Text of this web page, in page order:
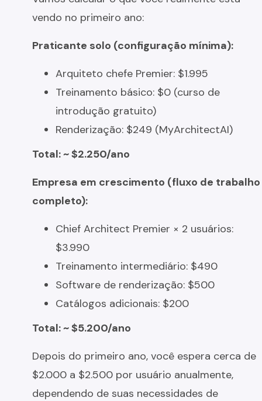
vendo no primeiro ano:
Praticante solo (configuração mínima):
Arquiteto chefe Premier: $1.995
Treinamento básico: $0 (curso de
introdução gratuito)
Renderização: $249 (MyArchitectAI)
Total: ~ $2.250/ano
Empresa em crescimento (fluxo de trabalho
completo):
Chief Architect Premier × 2 usuários:
$3.990
Treinamento intermediário: $490
Software de renderização: $500
Catálogos adicionais: $200
Total: ~ $5.200/ano
Depois do primeiro ano, você espera cerca de
$2.000 a $2.500 por usuário anualmente,
dependendo de suas necessidades de